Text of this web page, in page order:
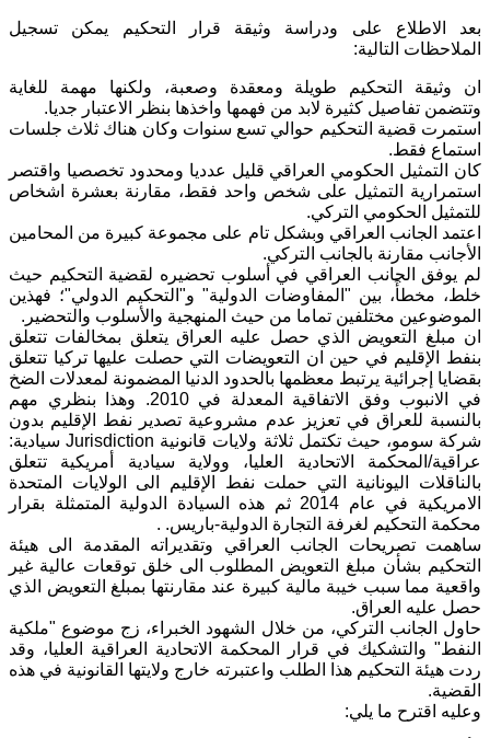
بعد الاطلاع على ودراسة وثيقة قرار التحكيم يمكن تسجيل
الملاحظات التالية:
ان وثيقة التحكيم طويلة ومعقدة وصعبة، ولكنها مهمة للغاية
وتتضمن تفاصيل كثيرة لابد من فهمها واخذها بنظر الاعتبار جديا.
استمرت قضية التحكيم حوالي تسع سنوات وكان هناك ثلاث جلسات
استماع فقط.
كان التمثيل الحكومي العراقي قليل عدديا ومحدود تخصصيا واقتصر
استمرارية التمثيل على شخص واحد فقط، مقارنة بعشرة اشخاص
للتمثيل الحكومي التركي.
اعتمد الجانب العراقي وبشكل تام على مجموعة كبيرة من المحامين
الأجانب مقارنة بالجانب التركي.
لم يوفق الجانب العراقي في أسلوب تحضيره لقضية التحكيم حيث
خلط، مخطأً، بين "المفاوضات الدولية" و"التحكيم الدولي"؛ فهذين
الموضوعين مختلفين تماما من حيث المنهجية والأسلوب والتحضير.
ان مبلغ التعويض الذي حصل عليه العراق يتعلق بمخالفات تتعلق
بنفط الإقليم في حين ان التعويضات التي حصلت عليها تركيا تتعلق
بقضايا إجرائية يرتبط معظمها بالحدود الدنيا المضمونة لمعدلات الضخ
في الانبوب وفق الاتفاقية المعدلة في 2010. وهذا بنظري مهم
بالنسبة للعراق في تعزيز عدم مشروعية تصدير نفط الإقليم بدون
شركة سومو، حيث تكتمل ثلاثة ولايات قانونية Jurisdiction سيادية:
عراقية/المحكمة الاتحادية العليا، وولاية سيادية أمريكية تتعلق
بالناقلات اليونانية التي حملت نفط الإقليم الى الولايات المتحدة
الامريكية في عام 2014 ثم هذه السيادة الدولية المتمثلة بقرار
محكمة التحكيم لغرفة التجارة الدولية-باريس. .
ساهمت تصريحات الجانب العراقي وتقديراته المقدمة الى هيئة
التحكيم بشأن مبلغ التعويض المطلوب الى خلق توقعات عالية غير
واقعية مما سبب خيبة مالية كبيرة عند مقارنتها بمبلغ التعويض الذي
حصل عليه العراق.
حاول الجانب التركي، من خلال الشهود الخبراء، زج موضوع "ملكية
النفط" والتشكيك في قرار المحكمة الاتحادية العراقية العليا، وقد
ردت هيئة التحكيم هذا الطلب واعتبرته خارج ولايتها القانونية في هذه
القضية.
وعليه اقترح ما يلي: